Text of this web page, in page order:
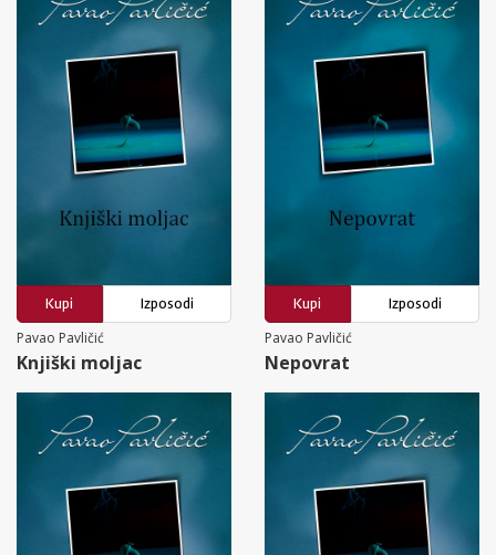
Kupi
Izposodi
Pavao Pavličić
Knjiški moljac
Kupi
Izposodi
Pavao Pavličić
Nepovrat